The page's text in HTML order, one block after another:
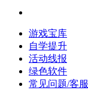
游戏宝库
自学提升
活动线报
绿色软件
常见问题/客服